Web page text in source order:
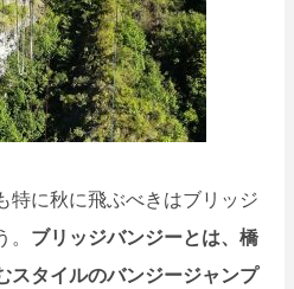
特に秋に飛ぶべきはブリッジ
ブリッジバンジーとは、橋
スタイルのバンジージャンプ